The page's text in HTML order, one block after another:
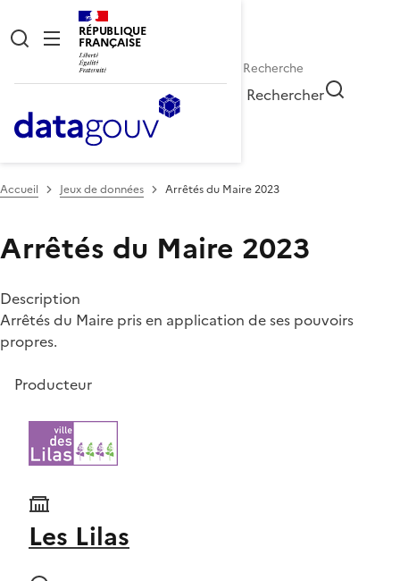
RÉPUBLIQUE
FRANÇAISE
Rechercher
Accueil Jeux de données Arrêtés du Maire 2023
Arrêtés du Maire 2023
Description
Arrêtés du Maire pris en application de ses pouvoirs
propres.
Producteur
Les Lilas